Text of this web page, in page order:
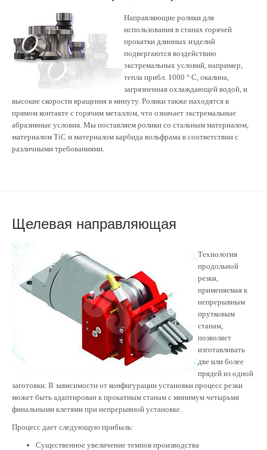
Направляющие ролики для
использования в станах горячей
прокатки длинных изделий
подвергаются воздействию
экстремальных условий, например,
тепла прибл. 1000 ° C, окалина,
загрязненная охлаждающей водой, и
высокие скорости вращения в минуту. Ролики также находятся в
прямом контакте с горячим металлом, что означает экстремальные
абразивные условия. Мы поставляем ролики со стальным материалом,
материалом TiC и материалом карбида вольфрама в соответствии с
различными требованиями.
Щелевая направляющая
Технология
продольной
резки,
применяемая к
непрерывным
прутковым
станам,
позволяет
изготавливать
две или более
прядей из одной
заготовки. В зависимости от конфигурации установки процесс резки
может быть адаптирован к прокатным станам с минимум четырьмя
финальными клетями при непрерывной установке.
Процесс дает следующую прибыль:
Существенное увеличение темпов производства